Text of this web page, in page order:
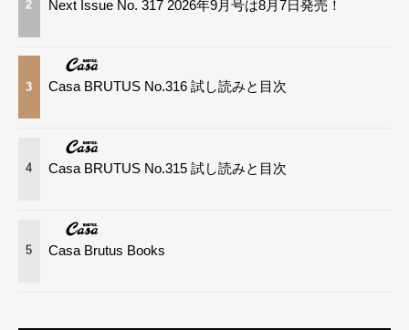
2 Next Issue No. 317 2026年9月号は8月7日発売！
3 Casa BRUTUS No.316 試し読みと目次
4 Casa BRUTUS No.315 試し読みと目次
5 Casa Brutus Books